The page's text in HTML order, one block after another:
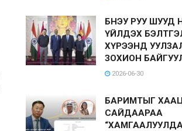
БНЭУ РУУ ШУУД
ҮЙЛДЭХ
ХҮРЭЭНД
ЗОХИОН
2026-06-30
БАРИМТЫГ
САЙДААРАА